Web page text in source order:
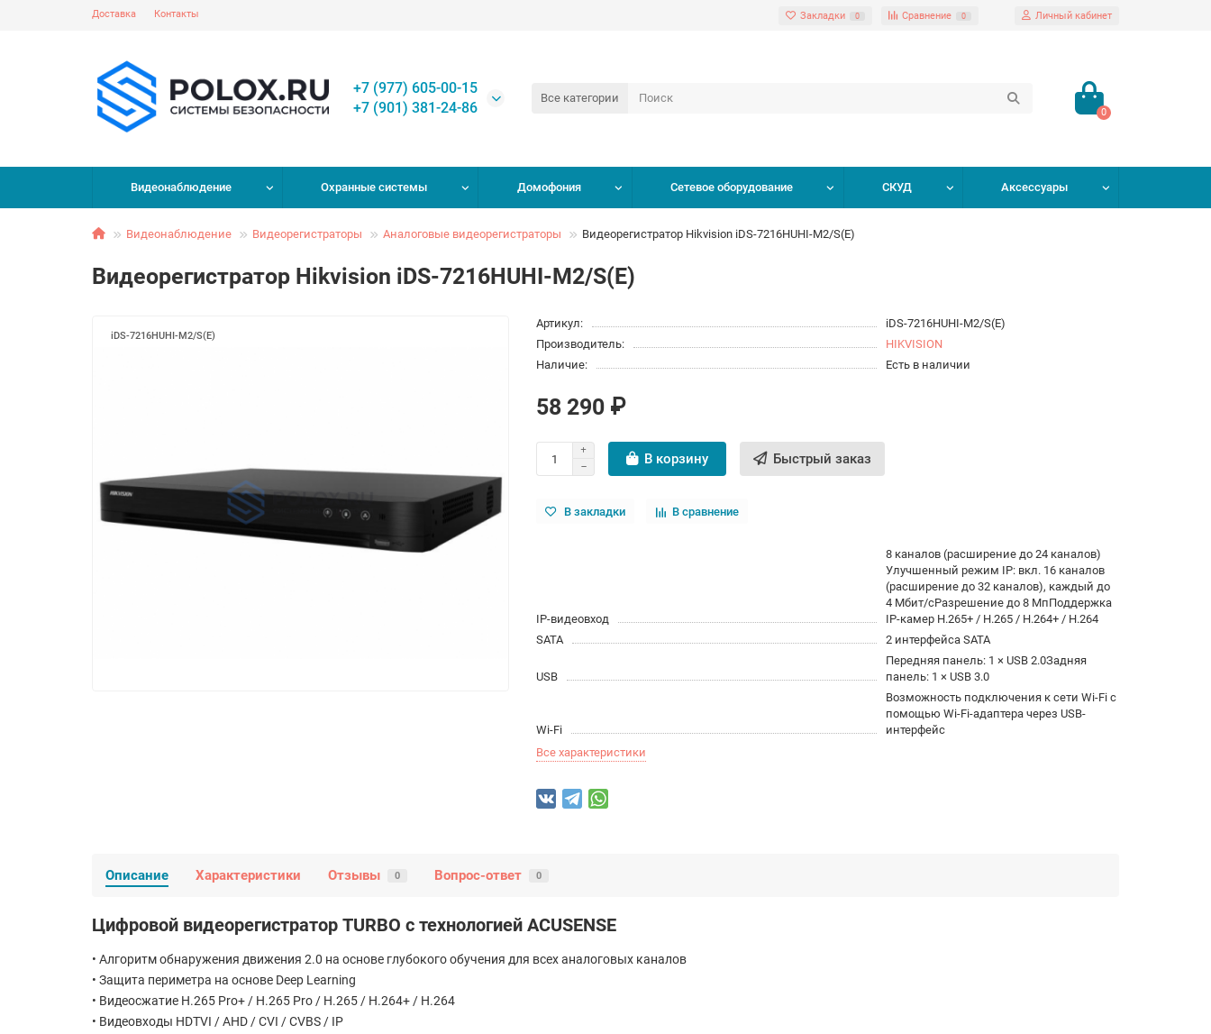
Доставка Контакты Закладки 0 Сравнение 0 Личный кабинет
Все категории
+7 (977) 605-00-15
+7 (901) 381-24-86
0
Видеонаблюдение Охранные системы Домофония Сетевое оборудование СКУД Аксессуары
Видеонаблюдение Видеорегистраторы Аналоговые видеорегистраторы Видеорегистратор Hikvision iDS-7216HUHI-M2/S(E)
Видеорегистратор Hikvision iDS-7216HUHI-M2/S(E)
iDS-7216HUHI-M2/S(E)
Артикул:
iDS-7216HUHI-M2/S(E)
Производитель:
HIKVISION
Наличие:
Есть в наличии
58 290 ₽
В корзину Быстрый заказ
В закладки В сравнение
IP-видеовход
8 каналов (расширение до 24 каналов)
Улучшенный режим IP: вкл. 16 каналов
(расширение до 32 каналов), каждый до
4 Мбит/сРазрешение до 8 МпПоддержка
IP-камер H.265+ / H.265 / H.264+ / H.264
SATA
2 интерфейса SATA
USB
Передняя панель: 1 × USB 2.0Задняя
панель: 1 × USB 3.0
Wi-Fi
Возможность подключения к сети Wi-Fi с
помощью Wi-Fi-адаптера через USB-
интерфейс
Все характеристики
Описание Характеристики Отзывы 0 Вопрос-ответ 0
Цифровой видеорегистратор TURBO с технологией ACUSENSE
• Алгоритм обнаружения движения 2.0 на основе глубокого обучения для всех аналоговых каналов
• Защита периметра на основе Deep Learning
• Видеосжатие H.265 Pro+ / H.265 Pro / H.265 / H.264+ / H.264
• Видеовходы HDTVI / AHD / CVI / CVBS / IP